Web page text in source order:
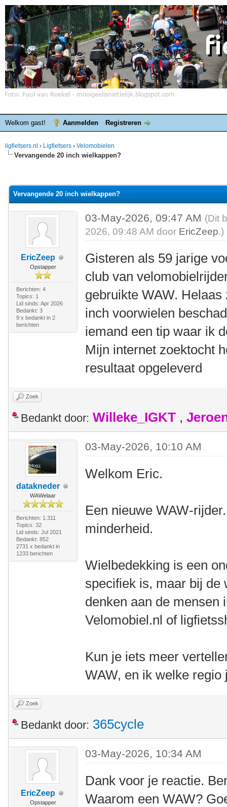
Welkom gast! Aanmelden Registreren
ligfietsers.nl › Ligfietsers › Velomobielen
Vervangende 20 inch wielkappen?
Vervangende 20 inch wielkappen?
EricZeep
Opstapper
Berichten: 4
Topics: 1
Lid sinds: Apr 2026
Bedankt: 3
9 x bedankt in 2
berichten
03-May-2026, 09:47 AM (Dit
2026, 09:48 AM door EricZeep.)
Gisteren als 59 jarige
club van
gebruikte WAW.
inch voorwielen
iemand een tip waar ik
Mijn internet zoektocht
resultaat opgeleverd
Zoek
Bedankt door: Willeke_IGKT ,
datakneder
WAWelaar
Berichten: 1.311
Topics: 32
Lid sinds: Jul 2021
Bedankt: 852
2731 x bedankt in
1233 berichten
03-May-2026, 10:10 AM
Welkom Eric.
Een nieuwe WAW-
minderheid.
Wielbedekking is een
specifiek is, maar bij de
denken aan de mensen
Velomobiel.nl of
Kun je iets meer
WAW, en ik welke regio
Zoek
Bedankt door: 365cycle
EricZeep
Opstapper
03-May-2026, 10:34 AM
Dank voor je reactie.
Waarom een WAW?